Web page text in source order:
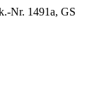
Nr. 1491a, GS